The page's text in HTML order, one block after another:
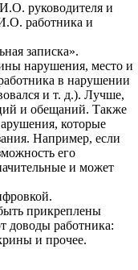
руководителя и
работника и
записка».
нарушения, место и
в нарушении
и т. д.). Лучше,
и обещаний. Также
которые
Например, если
его
и может
прикреплены
доводы работника:
и прочее.